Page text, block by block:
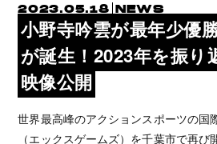
2023.05.18 NEWS
小野寺吟雲が最年少優
が誕生！2023年を振り
映像公開
世界最高峰のアクションスポーツの国
（エックスゲームズ）を千葉市で再